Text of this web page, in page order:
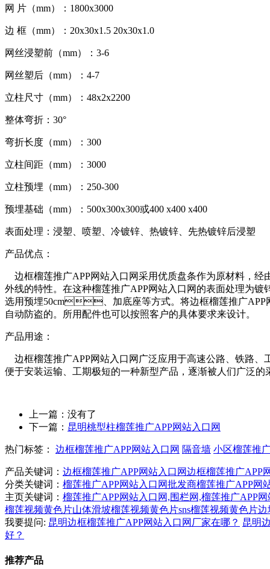
网 片（mm）：1800x3000
边 框（mm）：20x30x1.5 20x30x1.0
网丝浸塑前（mm）：3-6
网丝塑后（mm）：4-7
立柱尺寸（mm）：48x2x2200
整体弯折：30°
弯折长度（mm）：300
立柱间距（mm）：3000
立柱预埋（mm）：250-300
预埋基础（mm）：500x300x300或400 x400 x400
表面处理：浸塑、喷塑、冷镀锌、热镀锌、先热镀锌后浸塑
产品优点：
边框榴莲推广APP网站入口网采用优质盘条作为原材料，经
外线的特性。在这种榴莲推广APP网站入口网的表面处理为镀锌和
选用预埋50cm、加底座等方式。将边框榴莲推广
自动防盗的。所用配件也可以按照客户的具体要求来设计。
产品用途：
边框榴莲推广APP网站入口网广泛应用于高速公路、铁路
便于安装运输、工期极短的一种新型产品，逐渐被人们广泛的
上一篇：没有了
下一篇： 昆明桃型柱榴莲推广APP网站入口网
热门标签： 边框榴莲推广APP网站入口网 隔音墙 小区榴莲推
产品关键词： 边框榴莲推广APP网站入口网边框榴莲推广APP
分类关键词： 榴莲推广APP网站入口网批发商榴莲推广APP网
主页关键词： 榴莲推广APP网站入口网,围栏网,榴莲推广APP
榴莲视频黄色片山体滑坡榴莲视频黄色片sns榴莲视频黄色片边
我要提问: 昆明边框榴莲推广APP网站入口网厂家在哪？ 昆明
好？
推荐产品